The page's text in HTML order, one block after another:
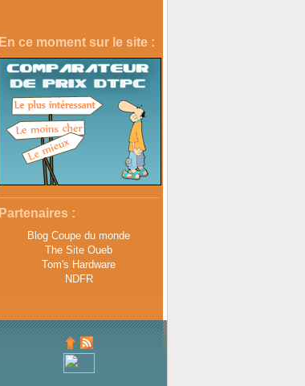
En ce moment sur le site :
Partenaires :
Blog Coupe du monde
The Site Oueb
Tom's Hardware
NDFR